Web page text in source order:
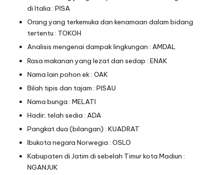
di Italia : PISA
Orang yang terkemuka dan kenamaan dalam bidang
tertentu : TOKOH
Analisis mengenai dampak lingkungan : AMDAL
Rasa makanan yang lezat dan sedap : ENAK
Nama lain pohon ek : OAK
Bilah tipis dan tajam : PISAU
Nama bunga : MELATI
Hadir; telah sedia : ADA
Pangkat dua (bilangan) : KUADRAT
Ibukota negara Norwegia : OSLO
Kabupaten di Jatim di sebelah Timur kota Madiun :
NGANJUK